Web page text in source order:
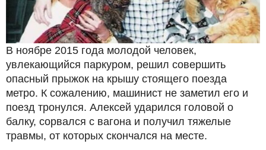
В ноябре 2015 года молодой человек,
увлекающийся паркуром, решил совершить
опасный прыжок на крышу стоящего поезда
метро. К сожалению, машинист не заметил его и
поезд тронулся. Алексей ударился головой о
балку, сорвался с вагона и получил тяжелые
травмы, от которых скончался на месте.